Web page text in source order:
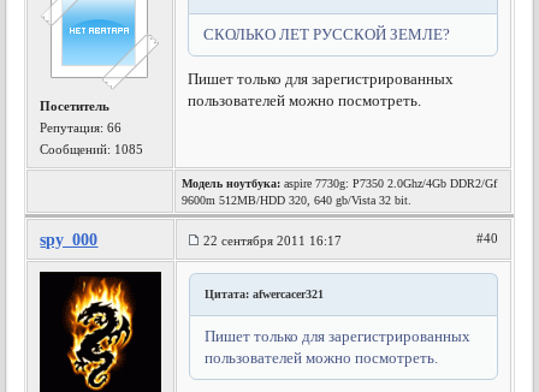
Посетитель
Репутация:66
Сообщений: 1085
СКОЛЬКО ЛЕТ РУССКОЙ ЗЕМЛЕ?
Пишет только для зарегистрированных
пользователей можно посмотреть.
Модель ноутбука: aspire 7730g: P7350 2.0Ghz/4Gb DDR2/Gf
9600m 512MB/HDD 320, 640 gb/Vista 32 bit.
spy_000 22 сентября 2011 16:17 #40
Цитата: afwercacer321
Пишет только для зарегистрированных
пользователей можно посмотреть.